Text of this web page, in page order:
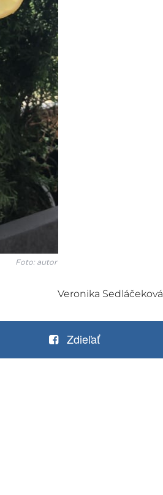
Foto: autor
Veronika Sedláčeková
Zdieľať